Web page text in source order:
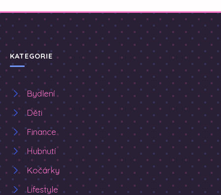
KATEGORIE
Bydlení
Děti
Finance
Hubnutí
Kočárky
Lifestyle